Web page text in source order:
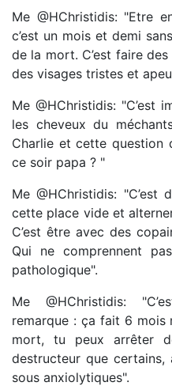
Me @HChristidis: "Etre
c’est un mois et demi
de la mort. C’est faire
des visages tristes et
Me @HChristidis: "C’est
les cheveux du
Charlie et cette question
ce soir papa ? "
Me @HChristidis:
cette place vide et
C’est être avec des
Qui ne comprennent
pathologique".
Me @HChristidis:
remarque : ça fait 6 mois
mort, tu peux arrêter
destructeur que
sous anxiolytiques".